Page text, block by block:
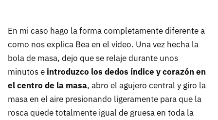
En mi caso hago la forma completamente diferente a
como nos explica Bea en el vídeo. Una vez hecha la
bola de masa, dejo que se relaje durante unos
minutos e introduzco los dedos índice y corazón en
el centro de la masa, abro el agujero central y giro la
masa en el aire presionando ligeramente para que la
rosca quede totalmente igual de gruesa en toda la